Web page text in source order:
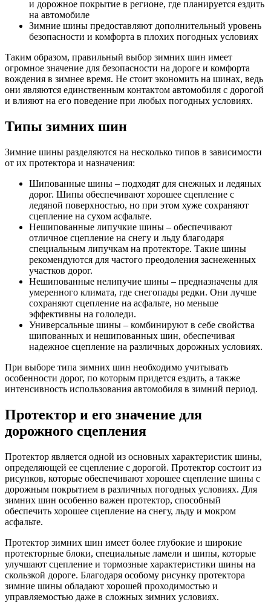
и дорожное покрытие в регионе, где планируется ездить
на автомобиле
Зимние шины предоставляют дополнительный уровень
безопасности и комфорта в плохих погодных условиях
Таким образом, правильный выбор зимних шин имеет
огромное значение для безопасности на дороге и комфорта
вождения в зимнее время. Не стоит экономить на шинах, ведь
они являются единственным контактом автомобиля с дорогой
и влияют на его поведение при любых погодных условиях.
Типы зимних шин
Зимние шины разделяются на несколько типов в зависимости
от их протектора и назначения:
Шипованные шины – подходят для снежных и ледяных
дорог. Шипы обеспечивают хорошее сцепление с
ледяной поверхностью, но при этом хуже сохраняют
сцепление на сухом асфальте.
Нешипованные липучкие шины – обеспечивают
отличное сцепление на снегу и льду благодаря
специальным липучкам на протекторе. Такие шины
рекомендуются для частого преодоления заснеженных
участков дорог.
Нешипованные нелипучие шины – предназначены для
умеренного климата, где снегопады редки. Они лучше
сохраняют сцепление на асфальте, но меньше
эффективны на гололеди.
Универсальные шины – комбинируют в себе свойства
шипованных и нешипованных шин, обеспечивая
надежное сцепление на различных дорожных условиях.
При выборе типа зимних шин необходимо учитывать
особенности дорог, по которым придется ездить, а также
интенсивность использования автомобиля в зимний период.
Протектор и его значение для
дорожного сцепления
Протектор является одной из основных характеристик шины,
определяющей ее сцепление с дорогой. Протектор состоит из
рисунков, которые обеспечивают хорошее сцепление шины с
дорожным покрытием в различных погодных условиях. Для
зимних шин особенно важен протектор, способный
обеспечить хорошее сцепление на снегу, льду и мокром
асфальте.
Протектор зимних шин имеет более глубокие и широкие
протекторные блоки, специальные ламели и шипы, которые
улучшают сцепление и тормозные характеристики шины на
скользкой дороге. Благодаря особому рисунку протектора
зимние шины обладают хорошей проходимостью и
управляемостью даже в сложных зимних условиях.